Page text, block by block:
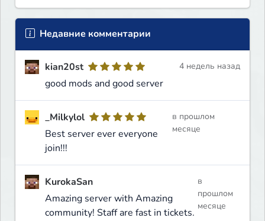
Недавние комментарии
kian20st
good mods and good server
4 недель назад
_Milkylol
Best server ever everyone
join!!!
в прошлом
месяце
KurokaSan
Amazing server with Amazing
community! Staff are fast in tickets.
в
прошлом
месяце